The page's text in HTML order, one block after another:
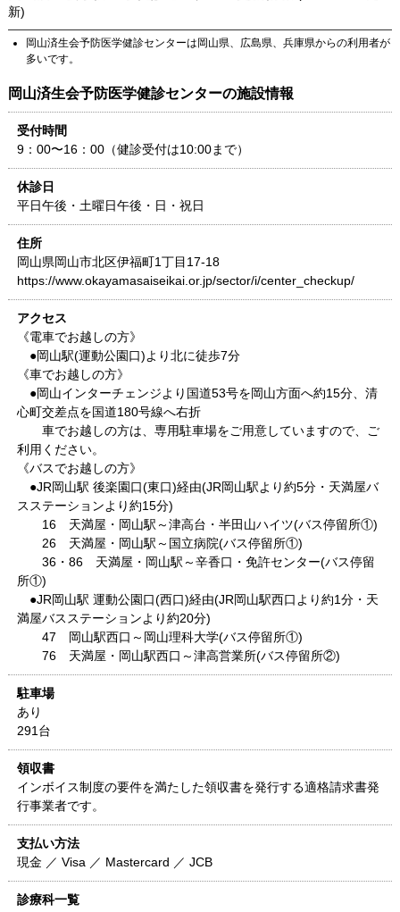
新)
岡山済生会予防医学健診センターは 岡山県、 広島県、 兵庫県からの利用者が
多いです。
岡山済生会予防医学健診センターの施設情報
受付時間
9：00〜16：00（健診受付は10:00まで）
休診日
平日午後・土曜日午後・日・祝日
住所
岡山県岡山市北区伊福町1丁目17-18
https://www.okayamasaiseikai.or.jp/sector/i/center_checkup/
アクセス
《電車でお越しの方》
●岡山駅(運動公園口)より北に徒歩7分
《車でお越しの方》
●岡山インターチェンジより国道53号を岡山方面へ約15分、清
心町交差点を国道180号線へ右折
車でお越しの方は、専用駐車場をご用意していますので、ご
利用ください。
《バスでお越しの方》
●JR岡山駅 後楽園口(東口)経由(JR岡山駅より約5分・天満屋バ
スステーションより約15分)
16 天満屋・岡山駅～津高台・半田山ハイツ(バス停留所①)
26 天満屋・岡山駅～国立病院(バス停留所①)
36・86 天満屋・岡山駅～辛香口・免許センター(バス停留
所①)
●JR岡山駅 運動公園口(西口)経由(JR岡山駅西口より約1分・天
満屋バスステーションより約20分)
47 岡山駅西口～岡山理科大学(バス停留所①)
76 天満屋・岡山駅西口～津高営業所(バス停留所②)
駐車場
あり
291台
領収書
インボイス制度の要件を満たした領収書を発行する適格請求書発
行事業者です。
支払い方法
現金 ／ Visa ／ Mastercard ／ JCB
診療科一覧